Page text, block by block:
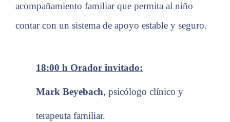
acompañamiento familiar que permita al niño
contar con un sistema de apoyo estable y seguro.
18:00 h Orador invitado:
Mark Beyebach, psicólogo clínico y
terapeuta familiar.